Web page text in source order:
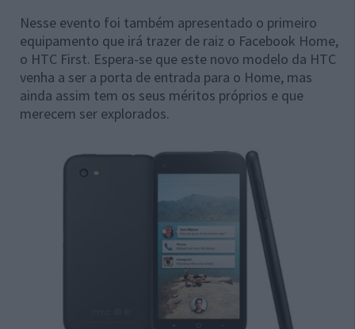
Nesse evento foi também apresentado o primeiro
equipamento que irá trazer de raiz o Facebook Home,
o HTC First. Espera-se que este novo modelo da HTC
venha a ser a porta de entrada para o Home, mas
ainda assim tem os seus méritos próprios e que
merecem ser explorados.